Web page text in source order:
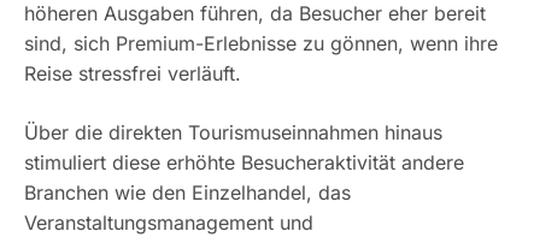
höheren Ausgaben führen, da Besucher eher bereit
sind, sich Premium-Erlebnisse zu gönnen, wenn ihre
Reise stressfrei verläuft.
Über die direkten Tourismuseinnahmen hinaus
stimuliert diese erhöhte Besucheraktivität andere
Branchen wie den Einzelhandel, das
Veranstaltungsmanagement und